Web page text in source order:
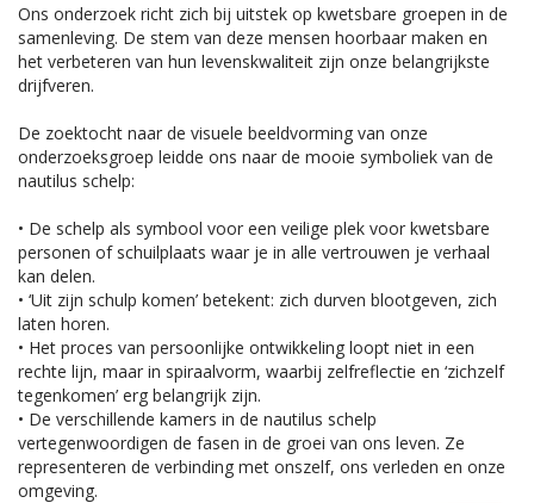
Ons onderzoek richt zich bij uitstek op kwetsbare groepen in de
samenleving. De stem van deze mensen hoorbaar maken en
het verbeteren van hun levenskwaliteit zijn onze belangrijkste
drijfveren.
De zoektocht naar de visuele beeldvorming van onze
onderzoeksgroep leidde ons naar de mooie symboliek van de
nautilus schelp:
• De schelp als symbool voor een veilige plek voor kwetsbare
personen of schuilplaats waar je in alle vertrouwen je verhaal
kan delen.
• ‘Uit zijn schulp komen’ betekent: zich durven blootgeven, zich
laten horen.
• Het proces van persoonlijke ontwikkeling loopt niet in een
rechte lijn, maar in spiraalvorm, waarbij zelfreflectie en ‘zichzelf
tegenkomen’ erg belangrijk zijn.
• De verschillende kamers in de nautilus schelp
vertegenwoordigen de fasen in de groei van ons leven. Ze
representeren de verbinding met onszelf, ons verleden en onze
omgeving.